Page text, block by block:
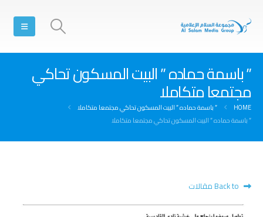
” باسمة حماده ” البيت المسكون تحاكي
مجتمعا متكاملا
HOME
” باسمة حماده ” البيت المسكون تحاكي مجتمعا متكاملا
” باسمة حماده ” البيت المسكون تحاكي مجتمعا متكاملا